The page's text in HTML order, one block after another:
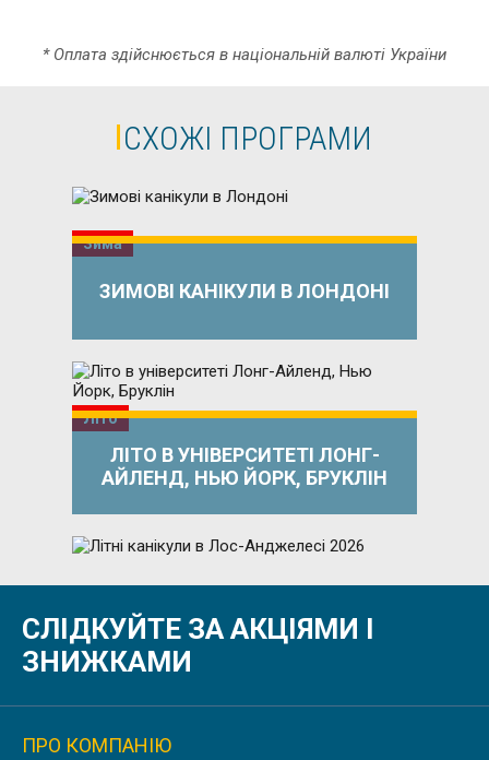
* Оплата здійснюється в національній валюті України
СХОЖІ ПРОГРАМИ
Зима
ЗИМОВІ КАНІКУЛИ В ЛОНДОНІ
Літо
ЛІТО В УНІВЕРСИТЕТІ ЛОНГ-
АЙЛЕНД, НЬЮ ЙОРК, БРУКЛІН
ЛІТНІ КАНІКУЛИ В ЛОС-
АНДЖЕЛЕСІ 2026
СЛІДКУЙТЕ ЗА АКЦІЯМИ І
ЗНИЖКАМИ
ПРО КОМПАНІЮ